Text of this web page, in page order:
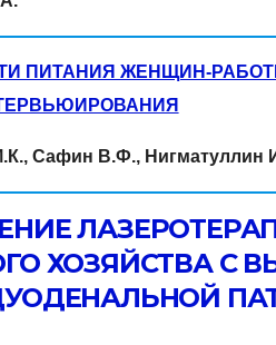
ПИТАНИЯ ЖЕНЩИН-
Сафин В.Ф., Нигматуллин
ХОЗЯЙСТВА С